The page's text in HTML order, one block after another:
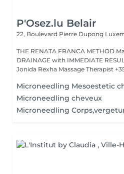
P'Osez.lu Belair
22, Boulevard Pierre Dupong
THE RENATA FRANCA METHOD Manual LYMPHATIC
DRAINAGE with IMMEDIATE RESULT from the first
Jonida Rexha Massage Therapist
Microneedling Mesoestetic
Microneedling cheveux
Microneedling